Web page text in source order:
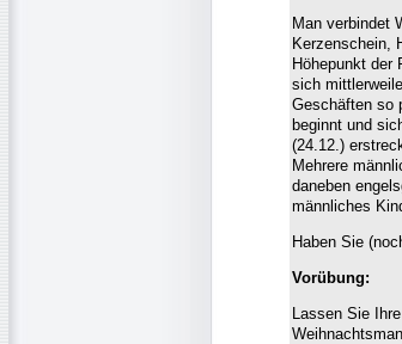
Man verbindet
Kerzenschein,
Höhepunkt der
sich
Geschäften so
beginnt und
(24.12.)
Mehrere
daneben
männliches
Haben Sie
Vorübung:
Lassen Sie